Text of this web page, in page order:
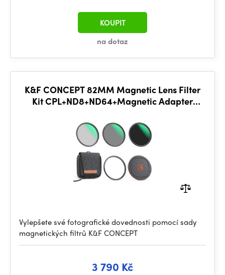
na dotaz
KOUPIT
K&F CONCEPT 82MM Magnetic Lens Filter
Kit CPL+ND8+ND64+Magnetic Adapter
Vylepšete své fotografické dovednosti pomocí sady
magnetických filtrů K&F CONCEPT
3 790 Kč